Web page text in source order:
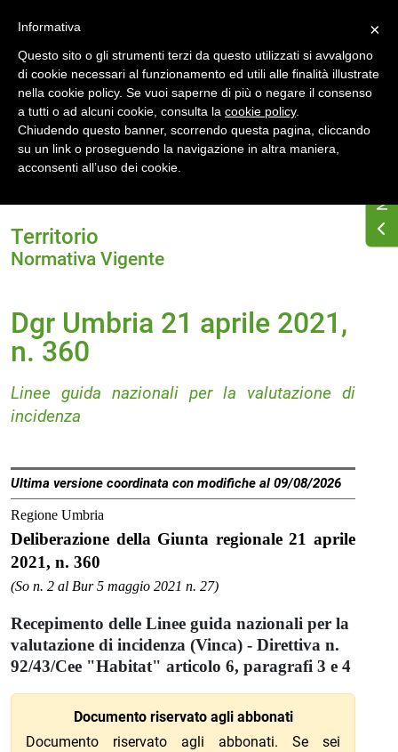
Home Normativa energetica regionale
Umbria
Normativa Vigente
Territorio
Normativa Vigente
Dgr Umbria 21 aprile 2021,
n. 360
Linee guida nazionali per la valutazione di
incidenza
Ultima versione coordinata con modifiche al 09/08/2026
Regione Umbria
Deliberazione della Giunta regionale 21 aprile
2021, n. 360
(So n. 2 al Bur 5 maggio 2021 n. 27)
Recepimento delle Linee guida nazionali per la
valutazione di incidenza (Vinca) - Direttiva n.
92/43/Cee "Habitat" articolo 6, paragrafi 3 e 4
Documento riservato agli abbonati
Documento riservato agli abbonati. Se sei
×
Informativa
Questo sito o gli strumenti terzi da questo utilizzati si avvalgono
di cookie necessari al funzionamento ed utili alle finalità illustrate
nella cookie policy. Se vuoi saperne di più o negare il consenso
a tutti o ad alcuni cookie, consulta la cookie policy.
Chiudendo questo banner, scorrendo questa pagina, cliccando
su un link o proseguendo la navigazione in altra maniera,
acconsenti all’uso dei cookie.